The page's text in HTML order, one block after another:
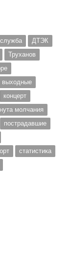
ДТЭК
Труханов
выходные
концерт
молчания
пострадавшие
статистика